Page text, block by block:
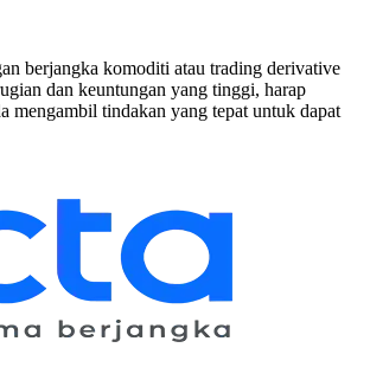
berjangka komoditi atau trading derivative
dan keuntungan yang tinggi, harap
mengambil tindakan yang tepat untuk dapat